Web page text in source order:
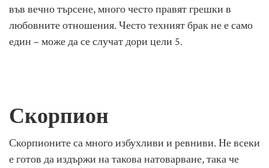
във вечно търсене, много често правят грешки в
любовните отношения. Често техният брак не е само
един – може да се случат дори цели 5.
Скорпион
Скорпионите са много избухливи и ревниви. Не всеки
е готов да издържи на такова натоварване, така че